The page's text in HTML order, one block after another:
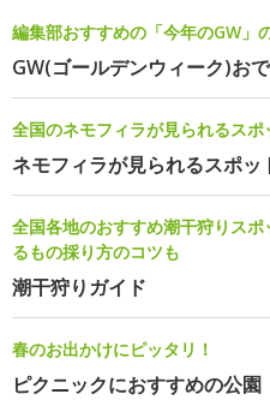
編集部おすすめの「今年のGW」
GW(ゴールデンウィーク)お
全国のネモフィラが見られるス
ネモフィラが見られるスポッ
全国各地のおすすめ潮干狩りス
るもの採り方のコツも
潮干狩りガイド
春のお出かけにピッタリ！
ピクニックにおすすめの公園